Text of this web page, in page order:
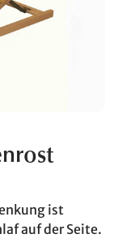
ist
auf der Seite.